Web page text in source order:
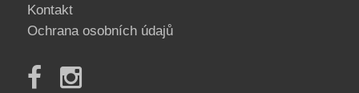
Kontakt
Ochrana osobních údajů